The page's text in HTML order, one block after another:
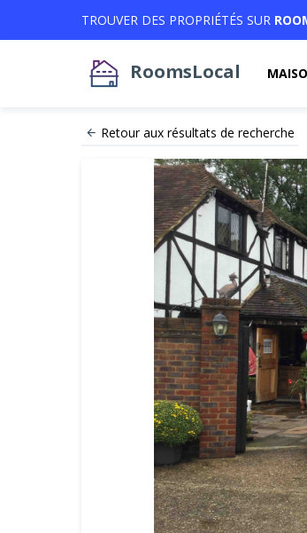
TROUVER DES PROPRIÉTÉS SUR
RoomsLocal
Retour aux résultats de recherche